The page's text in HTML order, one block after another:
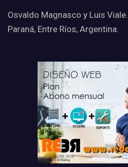
Osvaldo Magnasco y Luis Viale.
Paraná, Entre Ríos, Argentina.